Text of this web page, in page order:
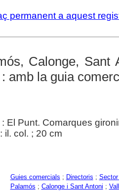
permanent a aquest
Calonge, Sant
amb la guia
: El Punt. Comarques
il. col. ; 20 cm
Guies comercials ; Directoris ;
Palamós ; Calonge i Sant Antoni ;